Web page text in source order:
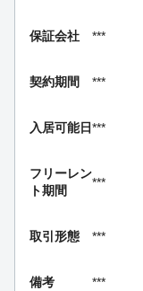
保証会社 ***
契約期間 ***
入居可能日***
フリーレン
ト期間
***
取引形態 ***
備考 ***